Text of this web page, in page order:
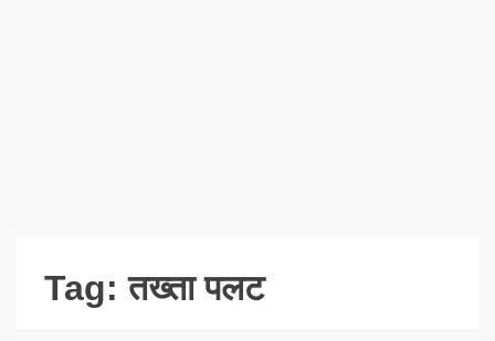
Tag:तख्ता पलट